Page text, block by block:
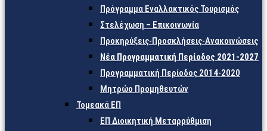
Πρόγραμμα Εναλλακτικός Τουρισμός
Στελέχωση – Επικοινωνία
Προκηρύξεις-Προσκλήσεις-Ανακοινώσεις
Νέα Προγραμματική Περίοδος 2021-2027
Προγραμματική Περίοδος 2014-2020
Μητρώο Προμηθευτών
Τομεακά ΕΠ
ΕΠ Διοικητική Μεταρρύθμιση